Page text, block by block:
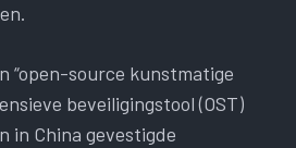
“open-source kunstmatige
beveiligingstool (OST)
in China gevestigde